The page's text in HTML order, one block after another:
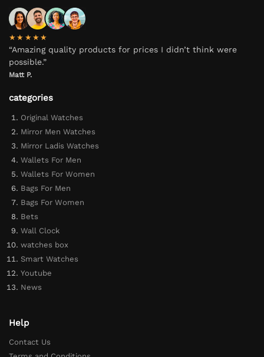
★★★★★
“Amazing quality products for prices I didn’t think were
possible.”
Matt P.
categories
Original Watches
Mirror Men Watches
Mirror Ladis Watches
Wallets For Men
Wallets For Women
Bags For Men
Bags For Women
Bets
Wall Clock
watches box
Smart Watches
Youtube
News
Help
Contact Us